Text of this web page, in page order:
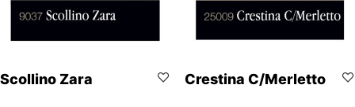
Scollino Zara Crestina C/Merletto